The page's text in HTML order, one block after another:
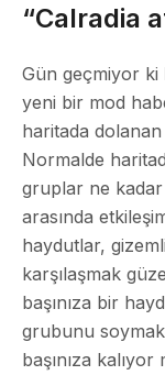
“Calradia
Gün geçmiyor ki
yeni bir mod
haritada
Normalde
gruplar ne
arasında
haydutlar,
karşılaşmak
başınıza bir
grubunu soymak
başınıza